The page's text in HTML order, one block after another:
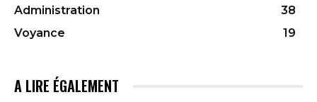
Administration
38
Voyance
19
A LIRE ÉGALEMENT